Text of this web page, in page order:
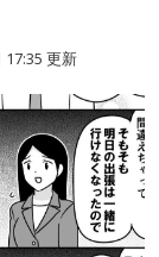
17:35 更新